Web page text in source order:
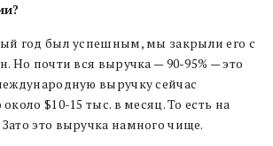
год был успешным, мы закрыли его с
Но почти вся выручка — 90-95% — это
выручку сейчас
$10-15 тыс. в месяц. То есть на
это выручка намного чище.